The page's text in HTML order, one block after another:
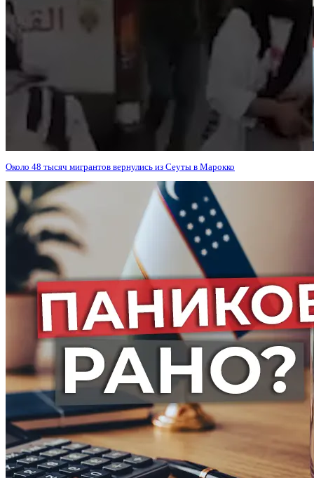
Около 48 тысяч мигрантов вернулись из Сеуты в Марокко